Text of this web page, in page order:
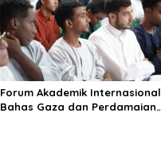
Forum Akademik Internasional
Bahas Gaza dan Perdamaian